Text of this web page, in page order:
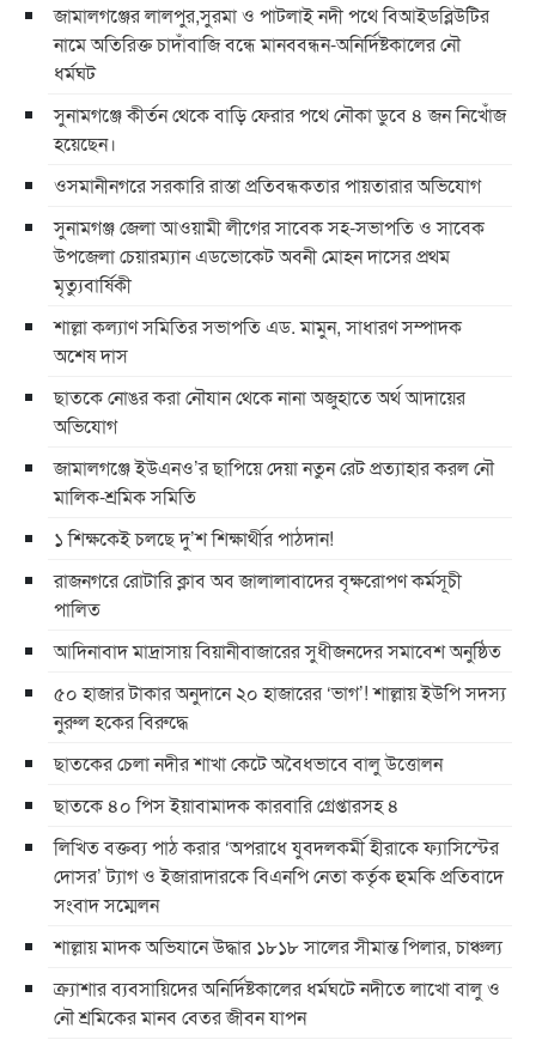
জামালগঞ্জের লালপুর,সুরমা ও পাটলাই নদী পথে বিআইডব্লিউটির
নামে অতিরিক্ত চাদাঁবাজি বন্ধে মানববন্ধন-অনির্দিষ্টকালের নৌ
ধর্মঘট
সুনামগঞ্জে কীর্তন থেকে বাড়ি ফেরার পথে নৌকা ডুবে ৪ জন নিখোঁজ
হয়েছেন।
ওসমানীনগরে সরকারি রাস্তা প্রতিবন্ধকতার পায়তারার অভিযোগ
সুনামগঞ্জ জেলা আওয়ামী লীগের সাবেক সহ-সভাপতি ও সাবেক
উপজেলা চেয়ারম্যান এডভোকেট অবনী মোহন দাসের প্রথম
মৃত্যুবার্ষিকী
শাল্লা কল্যাণ সমিতির সভাপতি এড. মামুন, সাধারণ সম্পাদক
অশেষ দাস
ছাতকে নোঙর করা নৌযান থেকে নানা অজুহাতে অর্থ আদায়ের
অভিযোগ
জামালগঞ্জে ইউএনও’র ছাপিয়ে দেয়া নতুন রেট প্রত্যাহার করল নৌ
মালিক-শ্রমিক সমিতি
১ শিক্ষকেই চলছে দু’শ শিক্ষার্থীর পাঠদান!
রাজনগরে রোটারি ক্লাব অব জালালাবাদের বৃক্ষরোপণ কর্মসূচী
পালিত
আদিনাবাদ মাদ্রাসায় বিয়ানীবাজারের সুধীজনদের সমাবেশ অনুষ্ঠিত
৫০ হাজার টাকার অনুদানে ২০ হাজারের ‘ভাগ’! শাল্লায় ইউপি সদস্য
নুরুল হকের বিরুদ্ধে
ছাতকের চেলা নদীর শাখা কেটে অবৈধভাবে বালু উত্তোলন
ছাতকে ৪০ পিস ইয়াবামাদক কারবারি গ্রেপ্তারসহ ৪
লিখিত বক্তব্য পাঠ করার ‘অপরাধে যুবদলকর্মী হীরাকে ফ্যাসিস্টের
দোসর’ ট্যাগ ও ইজারাদারকে বিএনপি নেতা কর্তৃক হুমকি প্রতিবাদে
সংবাদ সম্মেলন
শাল্লায় মাদক অভিযানে উদ্ধার ১৮১৮ সালের সীমান্ত পিলার, চাঞ্চল্য
ক্র্যাশার ব্যবসায়িদের অনির্দিষ্টকালের ধর্মঘটে নদীতে লাখো বালু ও
নৌ শ্রমিকের মানব বেতর জীবন যাপন